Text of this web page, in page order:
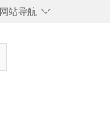
◇
网站导航